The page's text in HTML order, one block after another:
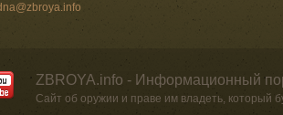
ZBROYA.info - Информационный
Сайт об оружии и праве им владеть, который